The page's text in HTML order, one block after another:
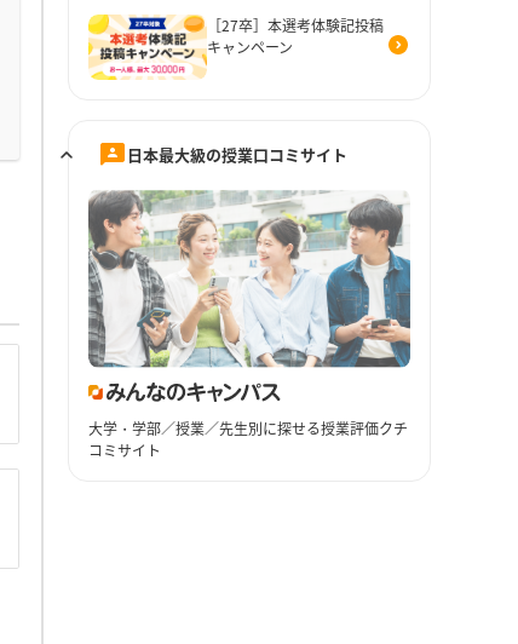
［27卒］本選考体験記投稿
キャンペーン
日本最大級の授業口コミサイト
大学・学部／授業／先生別に探せる授業評価クチ
コミサイト